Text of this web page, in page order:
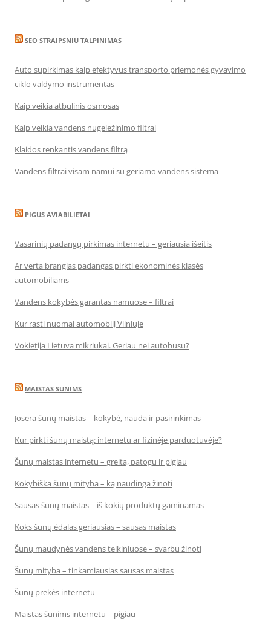
SEO STRAIPSNIU TALPINIMAS
Auto supirkimas kaip efektyvus transporto priemonės gyvavimo
ciklo valdymo instrumentas
Kaip veikia atbulinis osmosas
Kaip veikia vandens nugeležinimo filtrai
Klaidos renkantis vandens filtrą
Vandens filtrai visam namui su geriamo vandens sistema
PIGUS AVIABILIETAI
Vasarinių padangų pirkimas internetu – geriausia išeitis
Ar verta brangias padangas pirkti ekonominės klasės
automobiliams
Vandens kokybės garantas namuose – filtrai
Kur rasti nuomai automobilį Vilniuje
Vokietija Lietuva mikriukai. Geriau nei autobusu?
MAISTAS SUNIMS
Josera šunų maistas – kokybė, nauda ir pasirinkimas
Kur pirkti šunų maistą: internetu ar fizinėje parduotuvėje?
Šunų maistas internetu – greita, patogu ir pigiau
Kokybiška šunų mityba – ką naudinga žinoti
Sausas šunų maistas – iš kokių produktų gaminamas
Koks šunų ėdalas geriausias – sausas maistas
Šunų maudynės vandens telkiniuose – svarbu žinoti
Šunų mityba – tinkamiausias sausas maistas
Šunų prekės internetu
Maistas šunims internetu – pigiau